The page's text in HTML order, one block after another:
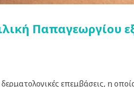
Παπαγεωργίου
επεμβάσεις, η